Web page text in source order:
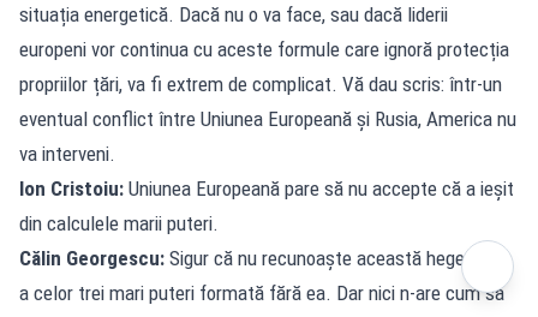
situația energetică. Dacă nu o va face, sau dacă liderii
europeni vor continua cu aceste formule care ignoră protecția
propriilor țări, va fi extrem de complicat. Vă dau scris: într-un
eventual conflict între Uniunea Europeană și Rusia, America nu
va interveni.
Ion Cristoiu: Uniunea Europeană pare să nu accepte că a ieșit
din calculele marii puteri.
Călin Georgescu: Sigur că nu recunoaște această hegemonie
a celor trei mari puteri formată fără ea. Dar nici n-are cum să